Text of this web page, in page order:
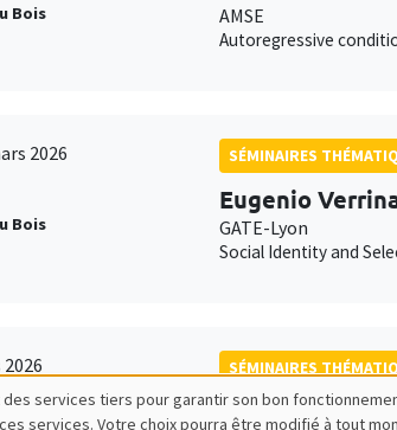
Bois
AMSE
Autoregressive
2026
Bois
SÉMINAIRES
Eugenio
GATE-Lyon
Social Identity and
SÉMINAIRES
Avner Seror
services tiers pour garantir son bon
services. Votre choix pourra être modifié à tout